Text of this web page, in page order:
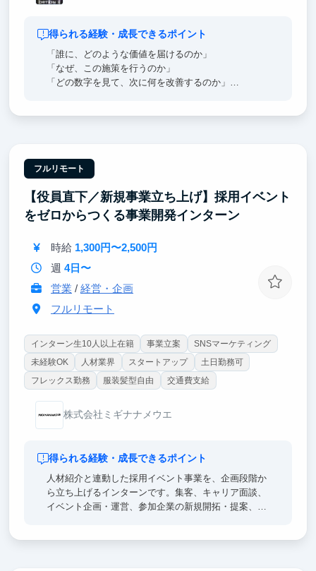
得られる経験・成長できるポイント
「誰に、どのような価値を届けるのか」
「なぜ、この施策を行うのか」
「どの数字を見て、次に何を改善するのか」
・人の気持ちや、「なぜその人はそう感じたのか」を
考えることが好き
・知らない世界にも興味を持ち、いろいろなことに挑
戦するのが好き
・文章を書くこと、動画をつくることなど、自分の表
そんな方にぴったりのポジションです。
施策の背景にある考え方や、数字をもとに意思決定す
る方法を実践的に学べます。
フルリモート
【役員直下／新規事業立ち上げ】採用イベント
をゼロからつくる事業開発インターン
時給 1,300円〜2,500円
週 4日〜
営業 / 経営・企画
フルリモート
インターン生10人以上在籍 事業立案
SNSマーケティング
未経験OK
人材業界 スタートアップ
土日勤務可
フレックス勤務
服装髪型自由 交通費支給
株式会社ミギナナメウエ
得られる経験・成長できるポイント
人材紹介と連動した採用イベント事業を、企画段階か
ら立ち上げるインターンです。集客、キャリア面談、
イベント企画・運営、参加企業の新規開拓・提案、数